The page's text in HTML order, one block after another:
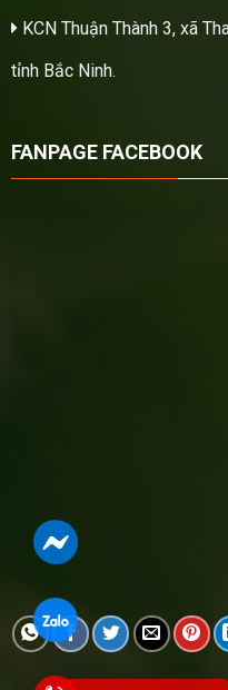
KCN Thuận Thành 3, xã
tỉnh Bắc Ninh.
FANPAGE FACEBOOK